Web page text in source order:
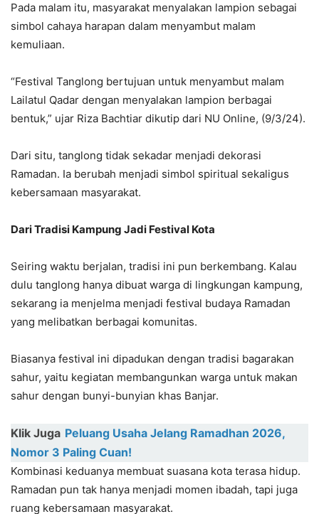
Pada malam itu, masyarakat menyalakan lampion sebagai
simbol cahaya harapan dalam menyambut malam
kemuliaan.
“Festival Tanglong bertujuan untuk menyambut malam
Lailatul Qadar dengan menyalakan lampion berbagai
bentuk,” ujar Riza Bachtiar dikutip dari NU Online, (9/3/24).
Dari situ, tanglong tidak sekadar menjadi dekorasi
Ramadan. Ia berubah menjadi simbol spiritual sekaligus
kebersamaan masyarakat.
Dari Tradisi Kampung Jadi Festival Kota
Seiring waktu berjalan, tradisi ini pun berkembang. Kalau
dulu tanglong hanya dibuat warga di lingkungan kampung,
sekarang ia menjelma menjadi festival budaya Ramadan
yang melibatkan berbagai komunitas.
Biasanya festival ini dipadukan dengan tradisi bagarakan
sahur, yaitu kegiatan membangunkan warga untuk makan
sahur dengan bunyi-bunyian khas Banjar.
Klik Juga Peluang Usaha Jelang Ramadhan 2026,
Nomor 3 Paling Cuan!
Kombinasi keduanya membuat suasana kota terasa hidup.
Ramadan pun tak hanya menjadi momen ibadah, tapi juga
ruang kebersamaan masyarakat.